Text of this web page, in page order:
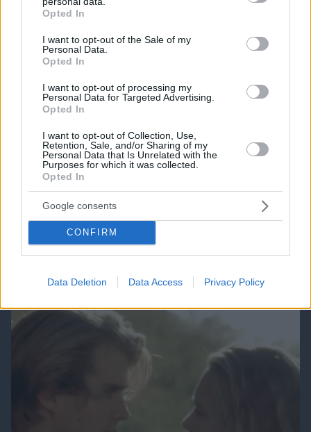
grant or deny consent to Google and its third-party tags to
use your data for below specified purposes in below Google
consent section.
Opted In
I want to opt-out of the Sale of my
Personal Data.
Opted In
I want to opt-out of processing my
Personal Data for Targeted Advertising.
Opted In
I want to opt-out of Collection, Use,
Retention, Sale, and/or Sharing of my
Personal Data that Is Unrelated with the
Purposes for which it was collected.
Opted In
Google consents
CONFIRM
Data Deletion Data Access Privacy Policy
Αγαθονήσι: Δωρεάν αντικατάσταση των παλιών
αυτοκινήτων με ηλεκτρικά
06.08.2026, 10:07